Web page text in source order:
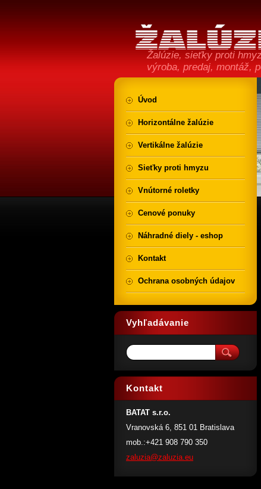
Žalúzie, sieťky proti
výroba, predaj, montáž,
Úvod
Horizontálne žalúzie
Vertikálne žalúzie
Sieťky proti hmyzu
Vnútorné roletky
Cenové ponuky
Náhradné diely - eshop
Kontakt
Ochrana osobných údajov
Vyhľadávanie
Kontakt
BATAT s.r.o.
Vranovská 6, 851 01 Bratislava
mob.:+421 908 790 350
zaluzia@zaluzia.eu